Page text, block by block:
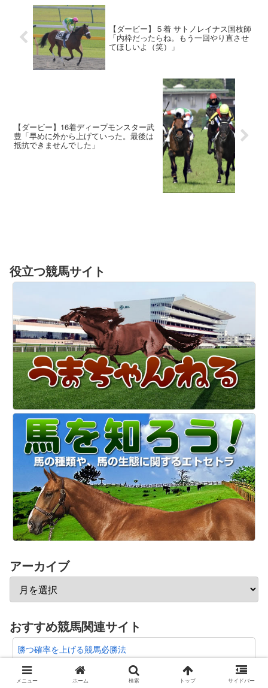
【ダービー】５着 サトノレイナス国枝師
「内枠だったらね。もう一回やり直させ
てほしいよ（笑）」
【ダービー】16着ディープモンスター武
豊「早めに外から上げていった。最後は
抵抗できませんでした」
役立つ競馬サイト
アーカイブ
おすすめ競馬関連サイト
勝つ確率を上げる競馬必勝法
勝馬の選び方
メニュー ホーム 検索 トップ サイドバー